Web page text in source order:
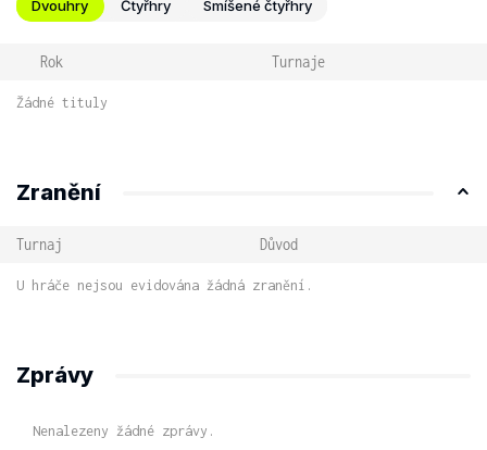
Dvouhry Čtyřhry Smíšené čtyřhry
Rok Turnaje
Žádné tituly
Zranění
Turnaj Důvod
U hráče nejsou evidována žádná zranění.
Zprávy
Nenalezeny žádné zprávy.